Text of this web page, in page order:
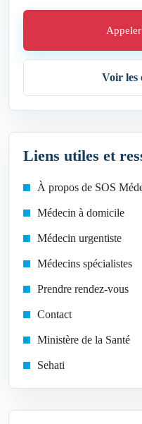
Voir les
Liens utiles et
À propos de SOS
Médecin à domicile
Médecin urgentiste
Médecins spécialistes
Prendre rendez-vous
Contact
Ministère de la Santé
Sehati